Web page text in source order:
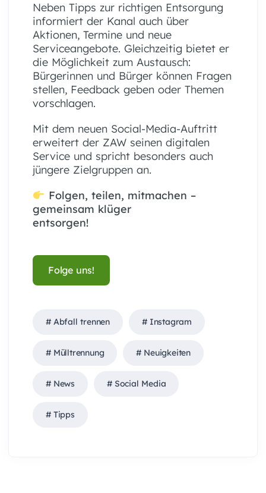
Neben Tipps zur richtigen Entsorgung
informiert der Kanal auch über
Aktionen, Termine und neue
Serviceangebote. Gleichzeitig bietet er
die Möglichkeit zum Austausch:
Bürgerinnen und Bürger können Fragen
stellen, Feedback geben oder Themen
vorschlagen.
Mit dem neuen Social-Media-Auftritt
erweitert der ZAW seinen digitalen
Service und spricht besonders auch
jüngere Zielgruppen an.
Folgen, teilen, mitmachen –
gemeinsam klüger
entsorgen!
Folge uns!
Abfall trennen Instagram
Mülltrennung Neuigkeiten
News Social Media
Tipps